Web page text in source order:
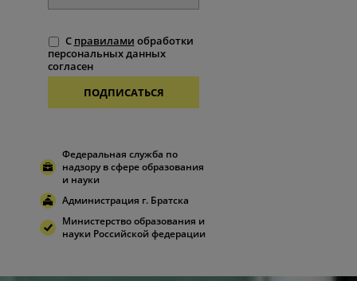
С правилами обработки
персональных данных
согласен
ПОДПИСАТЬСЯ
Федеральная служба по
надзору в сфере образования
и науки
Администрация г. Братска
Министерство образования и
науки Российской федерации